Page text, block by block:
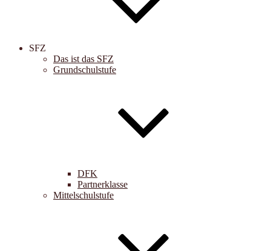
SFZ
Das ist das SFZ
Grundschulstufe
DFK
Partnerklasse
Mittelschulstufe